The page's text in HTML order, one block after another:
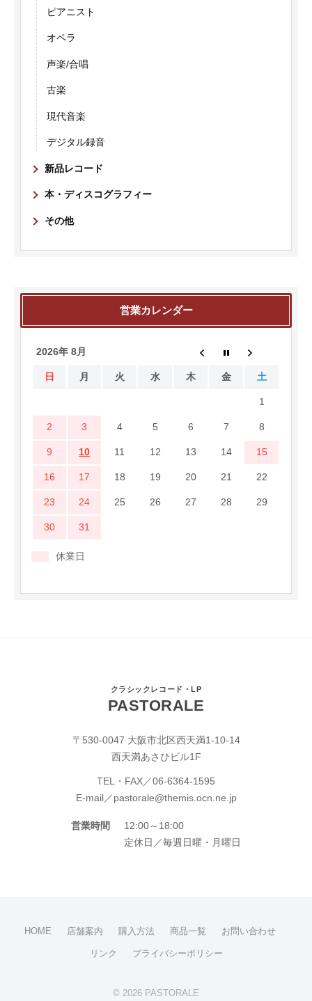
ピアニスト
オペラ
声楽/合唱
古楽
現代音楽
デジタル録音
新品レコード
本・ディスコグラフィー
その他
営業カレンダー
2026年 8月
日 月 火 水 木 金 土
1
2 3 4 5 6 7 8
9 10 11 12 13 14 15
16 17 18 19 20 21 22
23 24 25 26 27 28 29
30 31
休業日
クラシックレコード・LP
PASTORALE
〒530-0047 大阪市北区西天満1-10-14
西天満あさひビル1F
TEL・FAX／06-6364-1595
E-mail／ pastorale@themis.ocn.ne.jp
営業時間
12:00～18:00
定休日／毎週日曜・月曜日
HOME 店舗案内 購入方法 商品一覧 お問い合わせ
リンク プライバシーポリシー
© 2026 PASTORALE